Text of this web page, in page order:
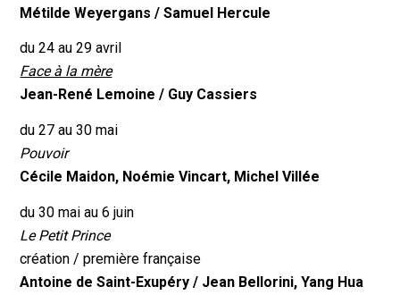
Métilde Weyergans /Samuel Hercule
du 24 au 29 avril
Face à la mère
Jean-René Lemoine / Guy Cassiers
du 27 au 30 mai
Pouvoir
Cécile Maidon, Noémie Vincart, Michel Villée
du 30 mai au 6 juin
Le Petit Prince
création / première française
Antoine de Saint-Exupéry / Jean Bellorini, Yang Hua